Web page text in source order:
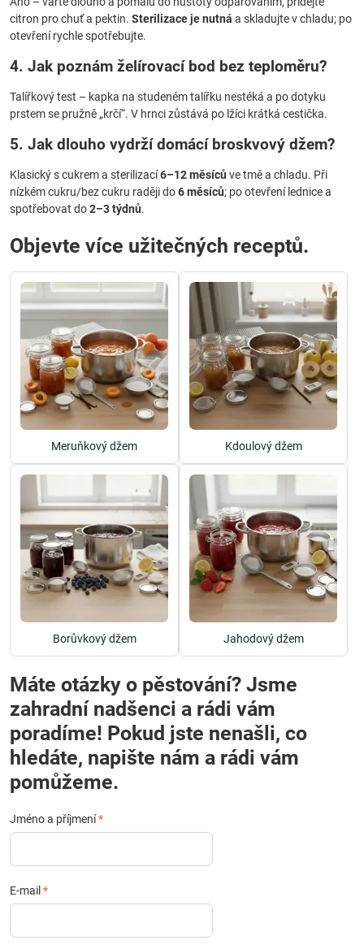
citron pro chuť a pektin. Sterilizace je nutná a skladujte v chladu; po
otevření rychle spotřebujte.
4. Jak poznám želírovací bod bez teploměru?
Talířkový test – kapka na studeném talířku nestéká a po dotyku
prstem se pružně „krčí“. V hrnci zůstává po lžíci krátká cestička.
5. Jak dlouho vydrží domácí broskvový džem?
Klasický s cukrem a sterilizací6–12 měsíců ve tmě a chladu. Při
nízkém cukru/bez cukru raději do6 měsíců; po otevření lednice a
spotřebovat do2–3 týdnů.
Objevte více užitečných receptů.
Meruňkový džem Kdoulový džem
Borůvkový džem Jahodový džem
Máte otázky o pěstování? Jsme
zahradní nadšenci a rádi vám
poradíme! Pokud jste nenašli, co
hledáte, napište nám a rádi vám
pomůžeme.
Jméno a příjmení*
E-mail *